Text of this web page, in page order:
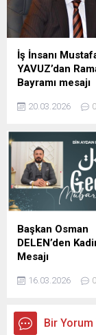
İş İnsanı
YAVUZ’dan
Bayramı mesajı
Başkanı ve İş
dolayısıyla mesaj
İş insanı Mustafa
Mesajında şunları
Ramazan ayının
ikliminde sabır,
ve dayanışma
güçlendiğini
bayramların ise bu
değerlerin
kesimine
zamanlar
20.03.2026 0
Başkan Osman
DELEN’den
Mesajı
Kurulu Başkanı ve
Osman Delen,
Kadir Gecesi
16.03.2026 0
Bir Yorum